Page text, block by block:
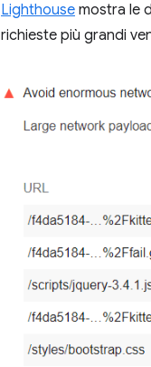
Lighthouse mostra le
richieste più grandi